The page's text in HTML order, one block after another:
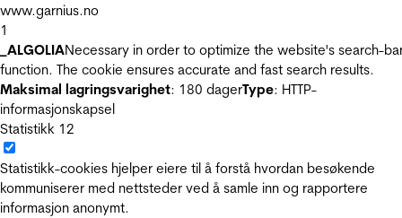
www.garnius.no
1
_ALGOLIANecessary in order to optimize the website's search-
function. The cookie ensures accurate and fast search results.
Maksimal lagringsvarighet: 180 dagerType: HTTP-
informasjonskapsel
Statistikk 12
Statistikk-cookies hjelper eiere til å forstå hvordan besøkende
kommuniserer med nettsteder ved å samle inn og rapportere
informasjon anonymt.